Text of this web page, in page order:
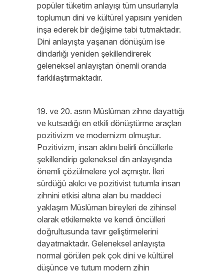
popüler tüketim anlayışı tüm unsurlarıyla
toplumun dini ve kültürel yapısını yeniden
inşa ederek bir değişime tabi tutmaktadır.
Dini anlayışta yaşanan dönüşüm ise
dindarlığı yeniden şekillendirerek
geleneksel anlayıştan önemli oranda
farklılaştırmaktadır.
19. ve 20. asrın Müslüman zihne dayattığı
ve kutsadığı en etkili dönüştürme araçları
pozitivizm ve modernizm olmuştur.
Pozitivizm, insan aklını belirli öncüllerle
şekillendirip geleneksel din anlayışında
önemli çözülmelere yol açmıştır. İleri
sürdüğü akılcı ve pozitivist tutumla insan
zihnini etkisi altına alan bu maddeci
yaklaşım Müslüman bireyleri de zihinsel
olarak etkilemekte ve kendi öncülleri
doğrultusunda tavır geliştirmelerini
dayatmaktadır. Geleneksel anlayışta
normal görülen pek çok dini ve kültürel
düşünce ve tutum modern zihin